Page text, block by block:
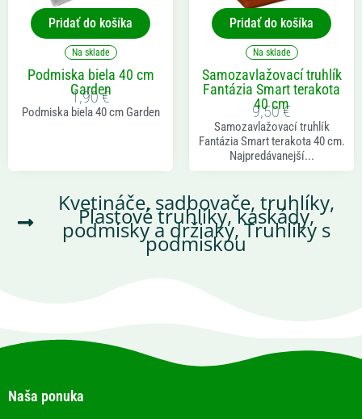
Pridať do košíka
Na sklade
Podmiska biela 40 cm
Garden
1,90€
Podmiska biela 40 cm Garden
Pridať do košíka
Na sklade
Samozavlažovací truhlík
Fantázia Smart terakota
40 cm
9,50€
Samozavlažovací truhlík
Fantázia Smart terakota 40 cm.
Najpredávanejší...
Kvetináče, sadbovače, truhlíky,
Plastové truhlíky, kaskády,
podmisky a držiaky,Truhlíky s
podmiskou
Naša ponuka